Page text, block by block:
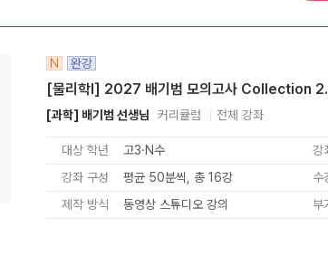
N 완강
[물리학I] 2027 배기범 모의고사 Collection
[과학] 배기범 선생님 커리큘럼 전체 강좌
대상 학년 고3·N수 강
강좌 구성
평균 50분씩, 총 16강 수
제작 방식
동영상 스튜디오 강의 부